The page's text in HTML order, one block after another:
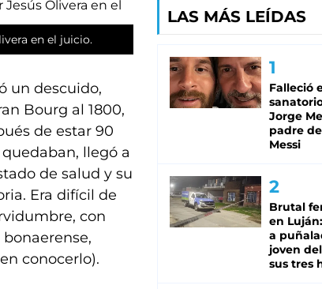
en el juicio.
un descuido,
Bourg al 1800,
de estar 90
llegó a
de salud y su
Era difícil de
con
conocerlo).
LAS MÁS LEÍDAS
Falleció
Jorge
padre
Messi
Brutal
en
a
joven
sus tres